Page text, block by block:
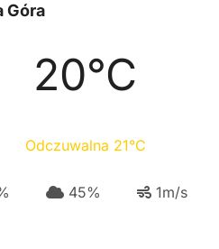
Góra
20°C
Odczuwalna 21°C
45% 1m/s